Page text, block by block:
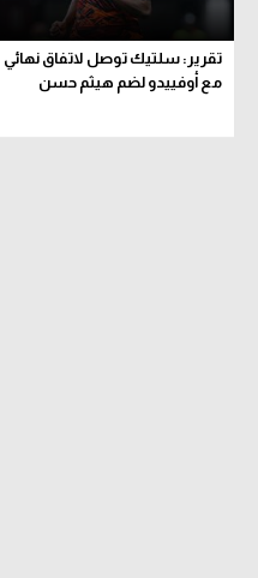
ميركاتو
تقرير: سلتيك توصل لاتفاق نهائي
مع أوفييدو لضم هيثم حسن